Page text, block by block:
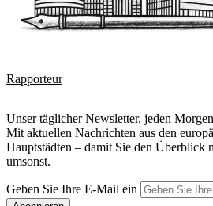
Rapporteur
Unser täglicher Newsletter, jeden
Mit aktuellen Nachrichten aus den
Hauptstädten – damit Sie den Überblick
umsonst.
Geben Sie Ihre E-Mail ein